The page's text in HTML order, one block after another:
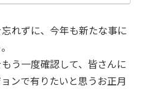
れずに、今年も新たな事に
う一度確認して、皆さんに
ンで有りたいと思うお正月